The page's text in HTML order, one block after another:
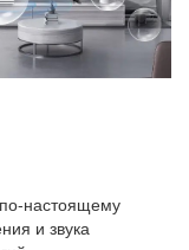
настоящему
и звука